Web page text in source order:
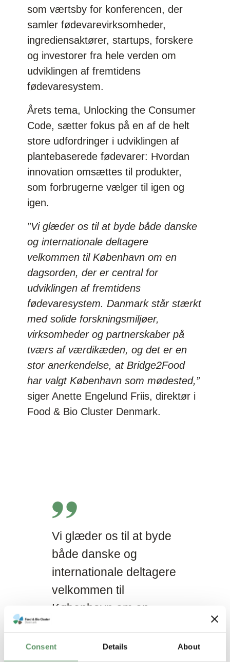
Consent Details About
som værtsby for konferencen, der
samler fødevarevirksomheder,
ingrediensaktører, startups, forskere
og investorer fra hele verden om
udviklingen af fremtidens
fødevaresystem.
Årets tema, Unlocking the Consumer
Code, sætter fokus på en af de helt
store udfordringer i udviklingen af
plantebaserede fødevarer: Hvordan
innovation omsættes til produkter,
som forbrugerne vælger til igen og
igen.
”Vi glæder os til at byde både danske
og internationale deltagere
velkommen til København om en
dagsorden, der er central for
udviklingen af fremtidens
fødevaresystem. Danmark står stærkt
med solide forskningsmiljøer,
virksomheder og partnerskaber på
tværs af værdikæden, og det er en
stor anerkendelse, at Bridge2Food
har valgt København som mødested,”
siger Anette Engelund Friis, direktør i
Food & Bio Cluster Denmark.
Vi glæder os til at byde
både danske og
internationale deltagere
velkommen til
København om en
central for udviklingen